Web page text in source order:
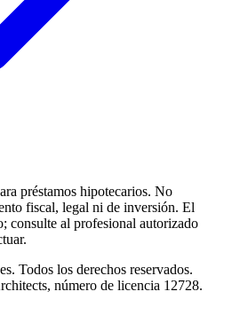
préstamos hipotecarios. No
fiscal, legal ni de inversión. El
consulte al profesional autorizado
Todos los derechos reservados.
número de licencia 12728.